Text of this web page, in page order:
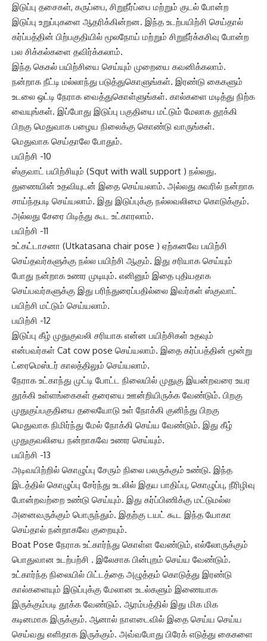
இடுப்பு தசைகள், கருப்பை, சிறுநீர்ப்பை மற்றும் குடல் போன்ற
இடுப்பு உறுப்புகளை ஆதரிக்கின்றன. இந்த உடற்பயிற்சி செய்தால்
கர்ப்பத்தின் பிற்பகுதியில் மூலநோய் மற்றும் சிறுநீர்க்கசிவு போன்ற
பல சிக்கல்களை தவிர்க்கலாம்.
இந்த கெகல் பயிற்சியை செய்யும் முறையை கவனிக்கலாம்.
நன்றாக நீட்டி மல்லாந்து படுத்துகொளுங்கள். இரண்டு கைகளும்
உடலை ஒட்டி நேராக வைத்துகொள்ளுங்கள். கால்களை மடித்து நிற்க
வையுங்கள். இப்போது இடுப்பு பகுதியை மட்டும் மேலாக தூக்கி
பிறகு மெதுவாக பழைய நிலைக்கு கொண்டு வாருங்கள்.
மெதுவாக செய்தாலே போதும்.
பயிற்சி -10
ஸ்குவாட் பயிற்சியும் (Squt with wall support ) நல்லது.
துணையின் உதவியுடன் இதை செய்யலாம். அல்லது சுவரில் நன்றாக
சாய்ந்தபடி செய்யலாம். இது இடுப்புக்கு நல்லவலிமை கொடுக்கும்.
அல்லது சேரை பிடித்து கூட உட்காரலாம்.
பயிற்சி -11
உட்கட்டாசனா (Utkatasana chair pose ) ஏற்கனவே பயிற்சி
செய்தவர்களுக்கு நல்ல பயிற்சி ஆகும். இது சரியாக செய்யும்
போது நன்றாக உணர முடியும். எனினும் இதை புதியதாக
செய்பவர்களுக்கு இது பரிந்துரைப்பதில்லை இவர்கள் ஸ்குவாட்
பயிற்சி மட்டும் செய்யலாம்.
பயிற்சி -12
இடுப்பு கீழ் முதுகுவலி சரியாக என்ன பயிற்சிகள் உதவும்
என்பவர்கள் Cat cow pose செய்யலாம். இதை கர்ப்பத்தின் மூன்று
ட்ரைமெஸ்டர் காலத்திலும் செய்யலாம்.
நேராக உட்காந்து முட்டி போட்ட நிலையில் முதுகு இயன்றவரை உயர
தூக்கி உள்ளங்கைகள் தரையை ஊன்றியிருக்க வேண்டும். பிறகு
முதுகுப்பகுதியை தலையோடு உள் நோக்கி குனிந்து பிறகு
மெதுவாக நிமிர்ந்து மேல் நோக்கி செய்ய வேண்டும். இது கீழ்
முதுகுவலியை நன்றாகவே உணர செய்யும்.
பயிற்சி -13
அடிவயிற்றில் கொழுப்பு சேரும் நிலை பலருக்கும் உண்டு. இந்த
இடத்தில் கொழுப்பு சேர்ந்து உடலில் இதய பாதிப்பு, கொழுப்பு, நீரிழிவு
போன்றவற்றை உண்டு செய்யும். இது கர்ப்பிணிக்கு மட்டுமல்ல
அனைவருக்கும் பொருந்தும். இதற்கு டயட் கூட இந்த யோகா
செய்தால் நன்றாகவே குறையும்.
Boat Pose நேராக உட்கார்ந்து கொள்ள வேண்டும், எல்லோருக்கும்
பொதுவான உடற்பற்சி . இலேசாக பின்புறம் செய்ய வேண்டும்.
உட்கார்ந்த நிலையில் பிட்டத்தை அழுத்தம் கொடுத்து இரண்டு
கால்களையும் இடுப்புக்கு மேலான உடல்களும் இணையாக
இருக்கும்படி தூக்க வேண்டும். ஆரம்பத்தில் இது மிக மிக
கடினமாக இருக்கும். ஆனால் நாளடைவில் இதை செய்ய செய்ய
செய்வது எளிதாக இருக்கும். அவ்வபோது பிரேக் எடுத்து கைகளை